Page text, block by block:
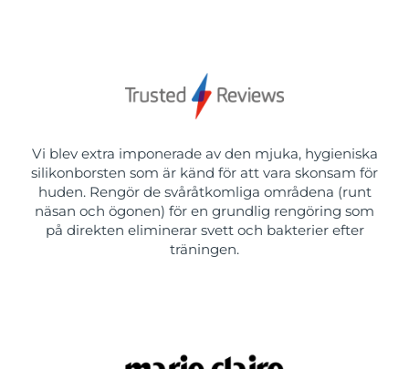
Vi blev extra imponerade av den mjuka, hygieniska
silikonborsten som är känd för att vara skonsam för
huden. Rengör de svåråtkomliga områdena (runt
näsan och ögonen) för en grundlig rengöring som
på direkten eliminerar svett och bakterier efter
träningen.